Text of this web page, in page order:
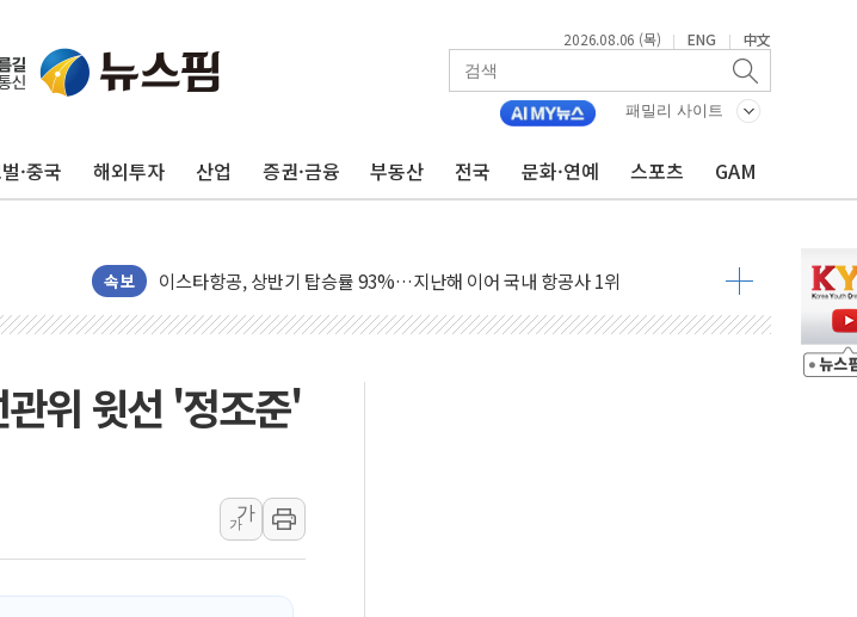
2026.08.06 (목) | ENG | 中文
패밀리 사이트
·중국 해외투자 산업 증권·금융 부동산 전국 문화·연예 스포츠 GAM
속보
[속보] 해수부, 신청사 부지 '부산 동구' 낙점…북항에 짓는다
나주 상가 건물 화재…점포 8곳 전소 3.8억 재산 피해
LG유플러스, 2분기 영업익 3445억원…전년比 13.1% 증가
한미그룹, 전사 AI 혁신 프로그램 가동…업무 자동화·생산성 향상
[글로벌 마켓 리포트 8월 6일]
[컨콜] 카카오 챗GPT, 누적가입자 1300만 돌파
구윤철 "반도체 호조에 수출 역대 최대 실적…3% 성장 궤도 가능성 높아져"
다카이치 "비핵 3원칙 견지"...히로시마서 "핵없는 세계 노력"
[개장시황] 차익실현 매물에 코스피, 1%대 하락 출발…삼전닉스 약세
한울반도체, AI 초음파로 MLCC 내부결함 검사
위 윗선 '정조준'
가
가